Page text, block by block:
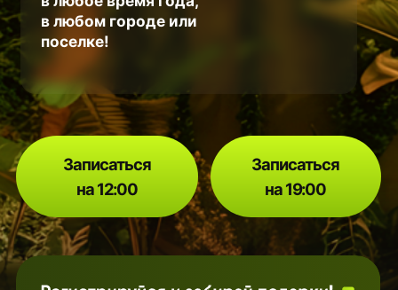
Записаться
на 19:00
Записаться
на 12:00